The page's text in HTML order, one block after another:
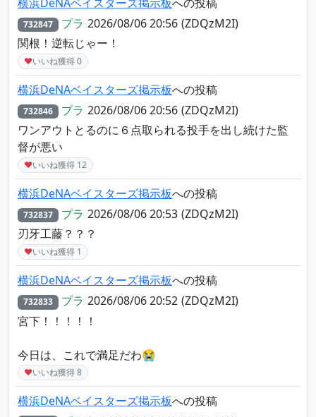
732847 プラ 2026/08/06 20:56 (ZDQzM2I)
関根！逆転じゃー！
♥いいね獲得0
横浜DeNAベイスターズ掲示板への投稿
732846 プラ 2026/08/06 20:56 (ZDQzM2I)
ワンアウトとるのに６点取られる投手を出し続けた監
督が悪い
♥いいね獲得 12
横浜DeNAベイスターズ掲示板への投稿
732837 プラ 2026/08/06 20:53 (ZDQzM2I)
刃牙工藤？？？
♥いいね獲得 1
横浜DeNAベイスターズ掲示板への投稿
732833 プラ 2026/08/06 20:52 (ZDQzM2I)
宮下！！！！！
今日は、これで満足だわ😭
♥いいね獲得8
横浜DeNAベイスターズ掲示板への投稿